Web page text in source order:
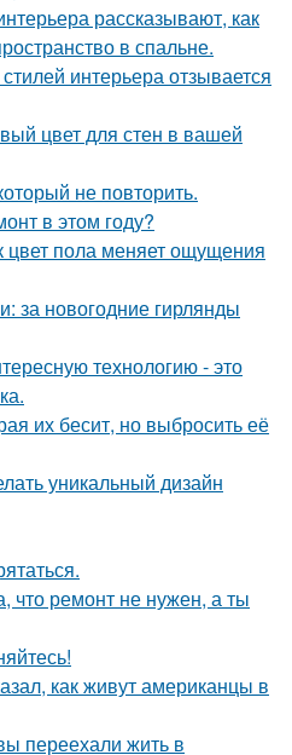
рассказывают, как
в спальне.
интерьера отзывается
цвет для стен в вашей
не повторить.
в этом году?
цвет пола меняет ощущения
за новогодние гирлянды
технологию - это
их бесит, но выбросить её
уникальный дизайн
что ремонт не нужен, а ты
как живут американцы в
переехали жить в